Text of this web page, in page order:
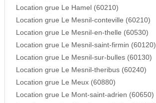
Location grue Le Hamel (60210)
Location grue Le Mesnil-conteville (60210)
Location grue Le Mesnil-en-thelle (60530)
Location grue Le Mesnil-saint-firmin (60120)
Location grue Le Mesnil-sur-bulles (60130)
Location grue Le Mesnil-theribus (60240)
Location grue Le Meux (60880)
Location grue Le Mont-saint-adrien (60650)